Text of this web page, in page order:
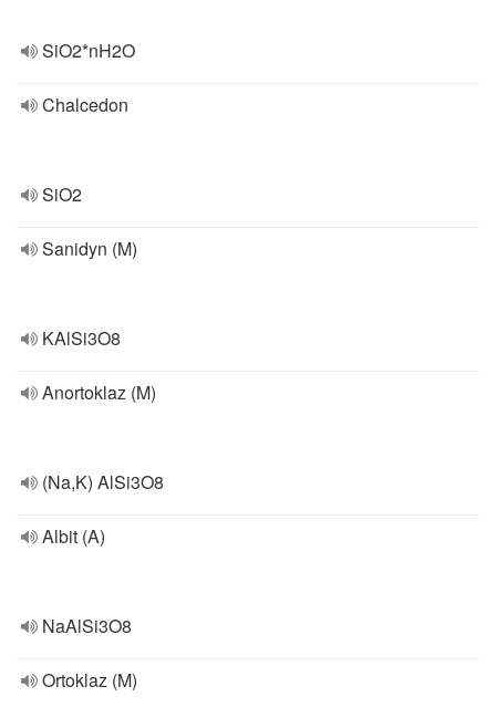
SiO2*nH2O
Chalcedon
SiO2
Sanidyn (M)
KAlSi3O8
Anortoklaz (M)
(Na,K) AlSi3O8
Albit (A)
NaAlSi3O8
Ortoklaz (M)